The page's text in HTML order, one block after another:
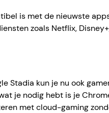
is met de nieuwste
zoals Netflix,
Stadia kun je nu ook
je nodig hebt is je
met cloud-gaming